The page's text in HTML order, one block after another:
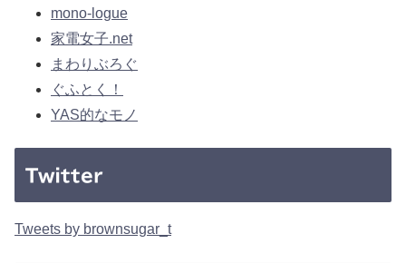
mono-logue
家電女子.net
まわりぶろぐ
ぐふとく！
YAS的なモノ
Twitter
Tweets by brownsugar_t